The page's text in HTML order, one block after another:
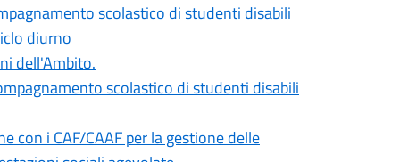
scolastico di studenti disabili
diurno
dell'Ambito.
scolastico di studenti disabili
con i CAF/CAAF per la gestione delle